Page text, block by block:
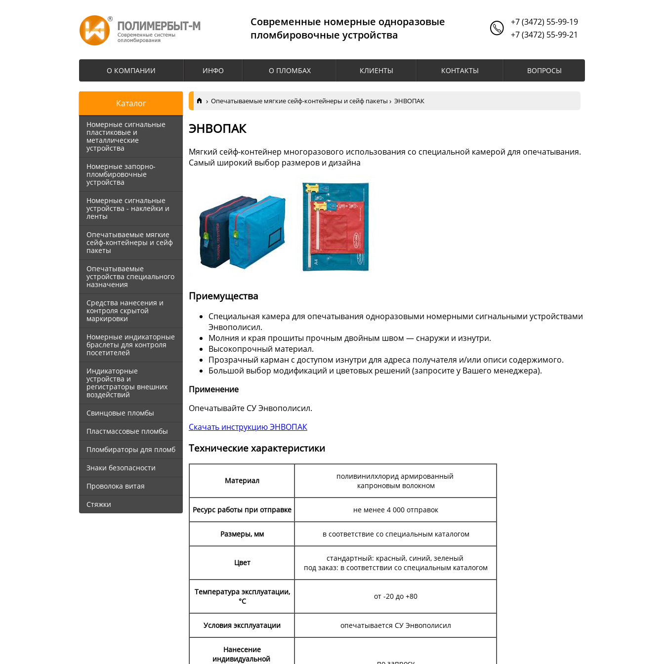
Cовременные номерные одноразовые
пломбировочные устройства
+7 (3472) 55-99-19
+7 (3472) 55-99-21
О КОМПАНИИ ИНФО О ПЛОМБАХ КЛИЕНТЫ КОНТАКТЫ ВОПРОСЫ
Каталог
Номерные сигнальные
пластиковые и
металлические
устройства
Номерные запорно-
пломбировочные
устройства
Номерные сигнальные
устройства - наклейки и
ленты
Опечатываемые мягкие
сейф-контейнеры и сейф
пакеты
Опечатываемые
устройства специального
назначения
Средства нанесения и
контроля скрытой
маркировки
Номерные индикаторные
браслеты для контроля
посетителей
Индикаторные
устройства и
регистраторы внешних
воздействий
Свинцовые пломбы
Пластмассовые пломбы
Пломбираторы для пломб
Знаки безопасности
Проволока витая
Стяжки
Опечатываемые мягкие сейф-контейнеры и сейф пакеты ЭНВОПАК
ЭНВОПАК
Мягкий сейф-контейнер многоразового использования со специальной камерой для опечатывания.
Самый широкий выбор размеров и дизайна
Приемущества
Специальная камера для опечатывания одноразовыми номерными сигнальными устройствами
Энвополисил.
Молния и края прошиты прочным двойным швом — снаружи и изнутри.
Высокопрочный материал.
Прозрачный карман с доступом изнутри для адреса получателя и/или описи содержимого.
Большой выбор модификаций и цветовых решений (запросите у Вашего менеджера).
Применение
Опечатывайте СУ Энвополисил.
Скачать инструкцию ЭНВОПАК
Технические характеристики
Материал
поливинилхлорид армированный
капроновым волокном
Ресурс работы при отправке не менее 4 000 отправок
Размеры, мм в соответствие со специальным каталогом
Цвет
стандартный: красный, синий, зеленый
под заказ: в соответствии со специальным каталогом
Температура эксплуатации,
°С
от -20 до +80
Условия эксплуатации опечатывается СУ Энвополисил
Нанесение
индивидуальной